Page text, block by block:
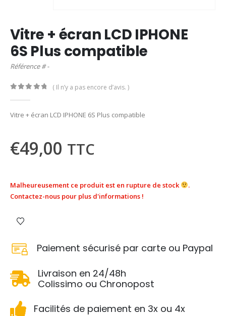
Vitre + écran LCD IPHONE
6S Plus compatible
Référence # -
( Il n’y a pas encore d’avis. )
Vitre + écran LCD IPHONE 6S Plus compatible
€49,00 TTC
Malheureusement ce produit est en rupture de stock
.
Contactez-nous pour plus d'informations !
Paiement sécurisé par carte ou Paypal
Livraison en 24/48h
Colissimo ou Chronopost
Facilités de paiement en 3x ou 4x